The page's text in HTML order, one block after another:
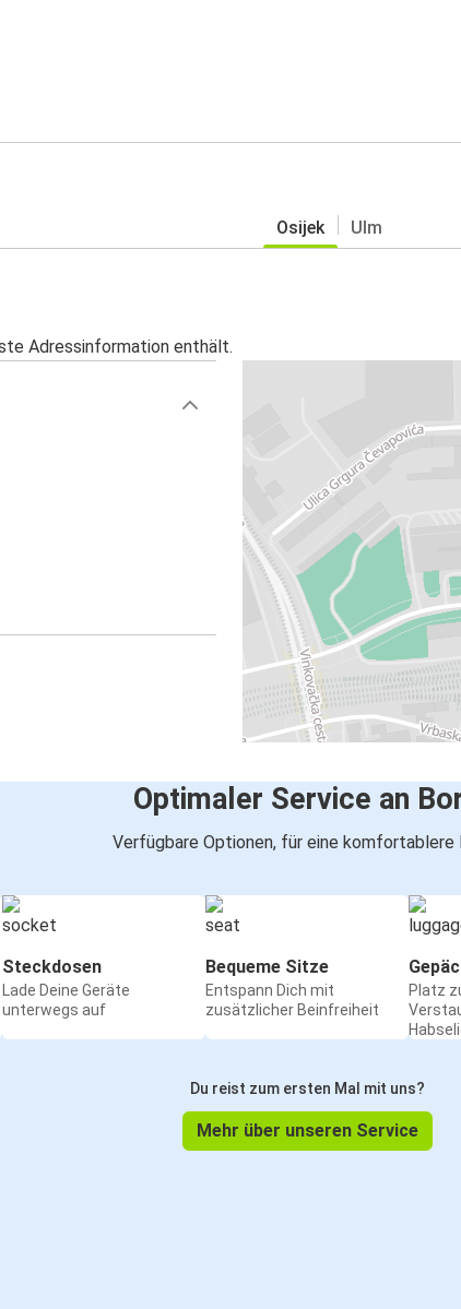
Osijek Ulm
Adressinformation enthält.
Optimaler Service an
Verfügbare Optionen, für eine komfortablere
Steckdosen
Lade Deine Geräte
unterwegs auf
Bequeme Sitze
Entspann Dich mit
zusätzlicher Beinfreiheit
Platz
Du reist zum ersten Mal mit uns?
Mehr über unseren Service